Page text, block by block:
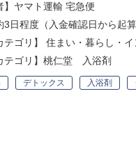
】ヤマト運輸 宅急便
3日程度（入金確認日から起
テゴリ】 住まい・暮らし・イ
ゴリ】 桃仁堂 入浴剤
デトックス 入浴剤